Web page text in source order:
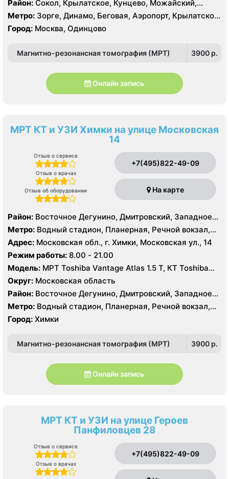
Район: Сокол, Крылатское, Кунцево, Можайский,
Филёвский Парк, Покровское-Стрешнево, Северное
Тушино, Строгино, Хорошёво-Мнёвники, Щукино,
Южное Тушино
Метро: Зорге, Динамо, Беговая, Аэропорт, Крылатское,
Молодежная, Октябрьское поле, Панфиловская,
Петровский парк, Сокол, Стрешнево, Хорошево,
Город: Москва, Одинцово
Магнитно-резонансная томография (МРТ) 3900 p.
Онлайн запись
МРТ КТ и УЗИ Химки на улице Московская
14
Отзыв о сервисе
Отзыв о врачах
Отзыв об оборудовании
+7(495)822-49-09
На карте
Район: Восточное Дегунино, Дмитровский, Западное
Дегунино, Ховрино, Куркино, Северное Тушино, Южное
Тушино
Метро: Водный стадион, Планерная, Речной вокзал,
Сходненская, Беломорская, Ховрино
Адрес: Московская обл., г. Химки, Московская ул., 14
Режим работы: 8.00 - 21.00
Модель: МРТ Toshiba Vantage Atlas 1.5 Т, КТ Toshiba
Aquilion 64 среза, УЗИ
Округ: Московская область
Район: Восточное Дегунино, Дмитровский, Западное
Дегунино, Ховрино, Куркино, Северное Тушино, Южное
Тушино
Метро: Водный стадион, Планерная, Речной вокзал,
Сходненская, Беломорская, Ховрино
Город: Химки
Магнитно-резонансная томография (МРТ) 3900 p.
Онлайн запись
МРТ КТ и УЗИ на улице Героев
Панфиловцев 28
Отзыв о сервисе
Отзыв о врачах
+7(495)822-49-09